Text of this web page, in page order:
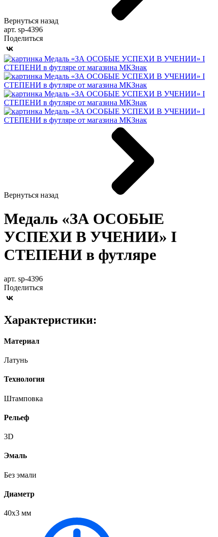
Вернуться назад
арт. sp-4396
Поделиться
Вернуться назад
Медаль «ЗА ОСОБЫЕ
УСПЕХИ В УЧЕНИИ» I
СТЕПЕНИ в футляре
арт. sp-4396
Поделиться
Характеристики:
Материал
Латунь
Технология
Штамповка
Рельеф
3D
Эмаль
Без эмали
Диаметр
40х3 мм